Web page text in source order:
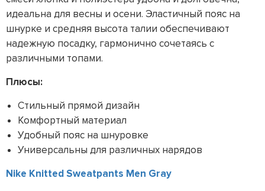
идеальна для весны и осени. Эластичный пояс на
шнурке и средняя высота талии обеспечивают
надежную посадку, гармонично сочетаясь с
различными топами.
Плюсы:
Стильный прямой дизайн
Комфортный материал
Удобный пояс на шнуровке
Универсальны для различных нарядов
Nike Knitted Sweatpants Men Gray